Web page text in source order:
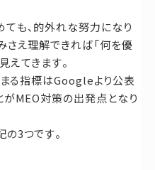
も、的外れな努力になり
さえ理解できれば「何を優
えてきます。
る指標はGoogleより公表
がMEO対策の出発点となり
3つです。